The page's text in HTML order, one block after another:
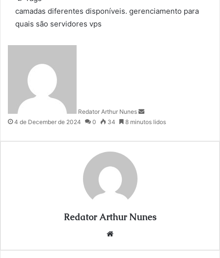
camadas diferentes disponíveis. gerenciamento para
quais são servidores vps
Redator Arthur Nunes
m
i
4 de December de 2024 0 34 8 minutos lidos
Redator Arthur Nunes